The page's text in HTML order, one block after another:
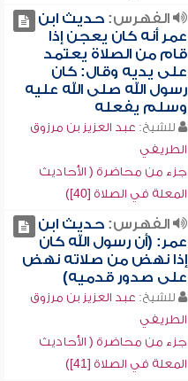
الفهرس:حديث ابن
عمر أنه كان يعجن إذا
قام من الصلاة يعتمد
على يديه وقال: كان
رسول الله صلى الله عليه
وسلم يفعله
للشيخ: عبد العزيز بن مرزوق
الطريفي
جزء من محاضرة ( الأحاديث
المعلة في الصلاة [40])
الفهرس:حديث ابن
عمر: (أن رسول الله كان
إذا نهض من صلاته نهض
على صدور قدميه)
للشيخ: عبد العزيز بن مرزوق
الطريفي
جزء من محاضرة ( الأحاديث
المعلة في الصلاة [41])